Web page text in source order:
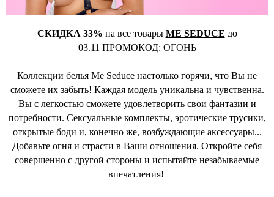
СКИДКА 33% на все товары ME SEDUCE до
03.11 ПРОМОКОД: ОГОНЬ
Коллекции белья Me Seduce настолько горячи, что Вы не
сможете их забыть! Каждая модель уникальна и чувственна.
Вы с легкостью сможете удовлетворить свои фантазии и
потребности. Сексуальные комплекты, эротические трусики,
открытые боди и, конечно же, возбуждающие аксессуары...
Добавьте огня и страсти в Ваши отношения. Откройте себя
совершенно с другой стороны и испытайте незабываемые
впечатления!